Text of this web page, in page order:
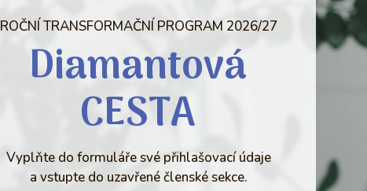
ROČNÍ TRANSFORMAČNÍ PROGRAM 2026/27
Diamantová
CESTA
Vyplňte do formuláře své přihlašovací údaje
a vstupte do uzavřené členské sekce.